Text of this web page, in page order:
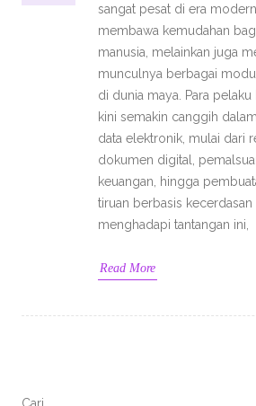
sangat pesat di era
membawa kemudahan
manusia, melainkan juga
munculnya berbagai
di dunia maya. Para
kini semakin canggih
data elektronik, mulai dari
dokumen digital,
keuangan, hingga
tiruan berbasis kecerdasan
menghadapi tantangan ini,
Read More
Cari